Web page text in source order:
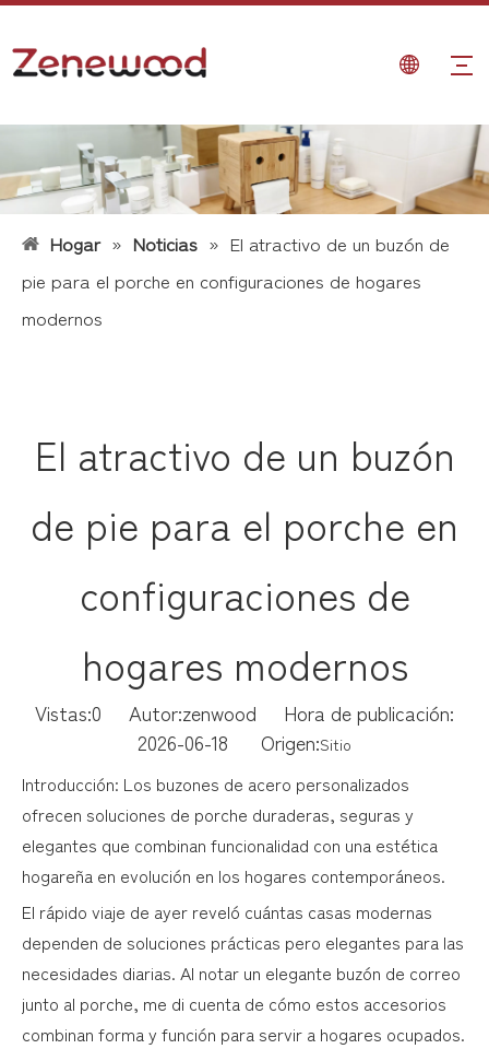
Hogar » Noticias » El atractivo de un buzón de
pie para el porche en configuraciones de hogares
modernos
El atractivo de un buzón
de pie para el porche en
configuraciones de
hogares modernos
Vistas:0 Autor:zenwood Hora de publicación:
2026-06-18 Origen:Sitio
Introducción: Los buzones de acero personalizados
ofrecen soluciones de porche duraderas, seguras y
elegantes que combinan funcionalidad con una estética
hogareña en evolución en los hogares contemporáneos.
El rápido viaje de ayer reveló cuántas casas modernas
dependen de soluciones prácticas pero elegantes para las
necesidades diarias. Al notar un elegante buzón de correo
junto al porche, me di cuenta de cómo estos accesorios
combinan forma y función para servir a hogares ocupados.